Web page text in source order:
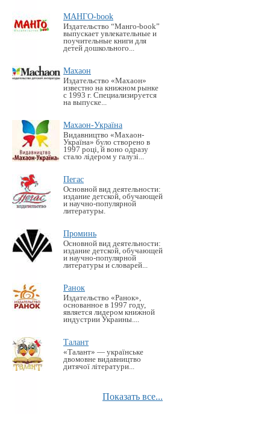
МАНГО-book
Издательство “Манго-book”
выпускает увлекательные и
поучительные книги для
детей дошкольного...
Махаон
Издательство «Махаон»
известно на книжном рынке
с 1993 г. Специализируется
на выпуске...
Махаон-Україна
Видавництво «Махаон-
Україна» було створено в
1997 році, й воно одразу
стало лідером у галузі...
Пегас
Основной вид деятельности:
издание детской, обучающей
и научно-популярной
литературы.
Проминь
Основной вид деятельности:
издание детской, обучающей
и научно-популярной
литературы и словарей...
Ранок
Издательство «Ранок»,
основанное в 1997 году,
является лидером книжной
индустрии Украины....
Талант
«Талант» — українське
двомовне видавництво
дитячої літератури...
Показать все...